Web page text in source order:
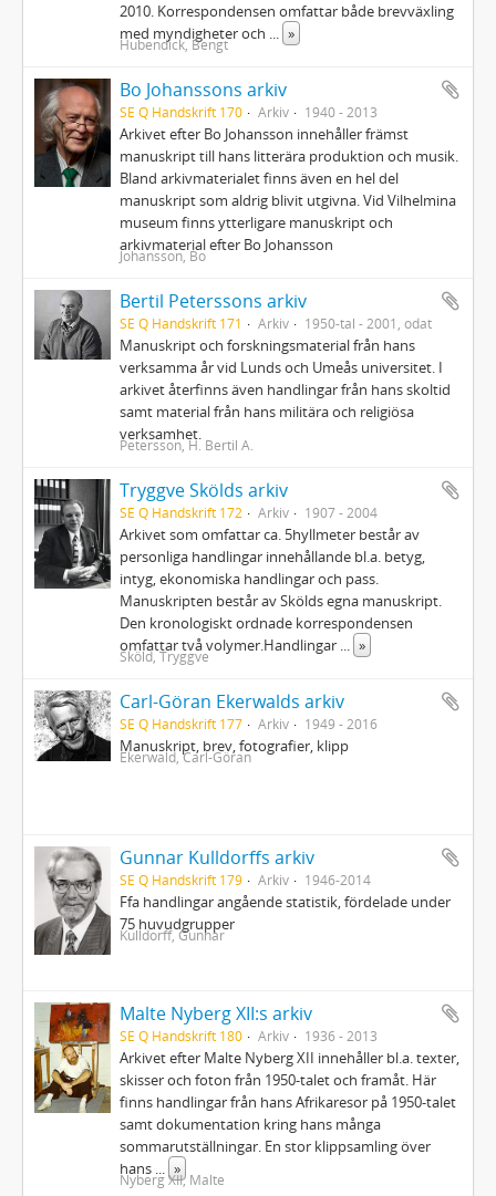
2010. Korrespondensen omfattar både brevväxling
med myndigheter och ... »
Hubendick, Bengt
Bo Johanssons arkiv
SE Q Handskrift 170 Arkiv 1940 - 2013
Arkivet efter Bo Johansson innehåller främst
manuskript till hans litterära produktion och musik.
Bland arkivmaterialet finns även en hel del
manuskript som aldrig blivit utgivna. Vid Vilhelmina
museum finns ytterligare manuskript och
arkivmaterial efter Bo Johansson
Johansson, Bo
Bertil Peterssons arkiv
SE Q Handskrift 171 Arkiv 1950-tal - 2001, odat
Manuskript och forskningsmaterial från hans
verksamma år vid Lunds och Umeås universitet. I
arkivet återfinns även handlingar från hans skoltid
samt material från hans militära och religiösa
verksamhet.
Petersson, H. Bertil A.
Tryggve Skölds arkiv
SE Q Handskrift 172 Arkiv 1907 - 2004
Arkivet som omfattar ca. 5hyllmeter består av
personliga handlingar innehållande bl.a. betyg,
intyg, ekonomiska handlingar och pass.
Manuskripten består av Skölds egna manuskript.
Den kronologiskt ordnade korrespondensen
omfattar två volymer.Handlingar ... »
Sköld, Tryggve
Carl-Göran Ekerwalds arkiv
SE Q Handskrift 177 Arkiv 1949 - 2016
Manuskript, brev, fotografier, klipp
Ekerwald, Carl-Göran
Gunnar Kulldorffs arkiv
SE Q Handskrift 179 Arkiv 1946-2014
Ffa handlingar angående statistik, fördelade under
75 huvudgrupper
Kulldorff, Gunnar
Malte Nyberg XII:s arkiv
SE Q Handskrift 180 Arkiv 1936 - 2013
Arkivet efter Malte Nyberg XII innehåller bl.a. texter,
skisser och foton från 1950-talet och framåt. Här
finns handlingar från hans Afrikaresor på 1950-talet
samt dokumentation kring hans många
sommarutställningar. En stor klippsamling över
hans ... »
Nyberg XII, Malte